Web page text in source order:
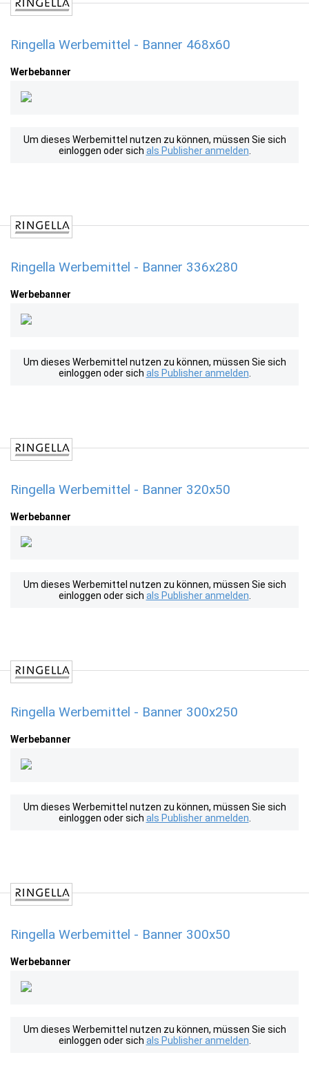
Ringella Werbemittel - Banner 468x60
Werbebanner
Um dieses Werbemittel nutzen zu können, müssen Sie sich
einloggen oder sich als Publisher anmelden
Ringella Werbemittel - Banner 336x280
Werbebanner
Um dieses Werbemittel nutzen zu können, müssen Sie sich
einloggen oder sich als Publisher anmelden
Ringella Werbemittel - Banner 320x50
Werbebanner
Um dieses Werbemittel nutzen zu können, müssen Sie sich
einloggen oder sich als Publisher anmelden
Ringella Werbemittel - Banner 300x250
Werbebanner
Um dieses Werbemittel nutzen zu können, müssen Sie sich
einloggen oder sich als Publisher anmelden
Ringella Werbemittel - Banner 300x50
Werbebanner
Um dieses Werbemittel nutzen zu können, müssen Sie sich
einloggen oder sich als Publisher anmelden